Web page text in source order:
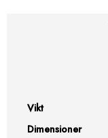
Vikt
Dimensioner